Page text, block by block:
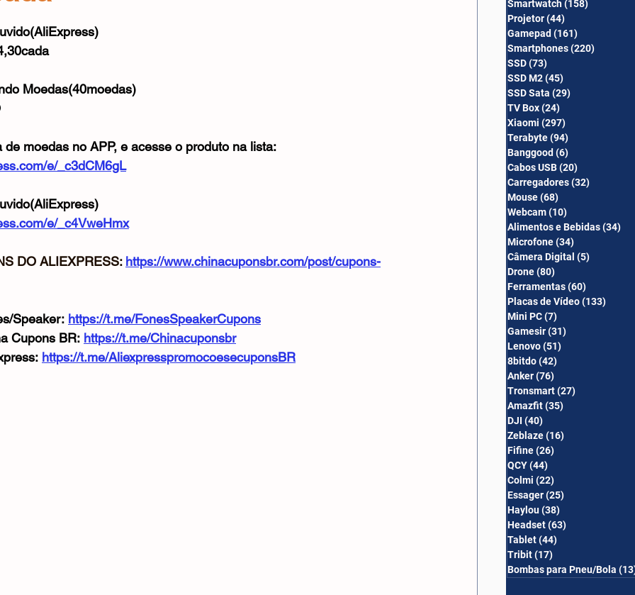
5 estrelas.
Moedas(40moedas)
moedas no APP, e acesse o produto na lista:
e/_c3dCM6gL
e/_c4VweHmx
DO ALIEXPRESS: https://www.chinacuponsbr.com/post/cupons-
Speaker: https://t.me/FonesSpeakerCupons
Cupons BR: https://t.me/Chinacuponsbr
https://t.me/AliexpresspromocoesecuponsBR
Smartwatch(158)
Projetor(44)
Gamepad (161)
Smartphones(220)
SSD(73)
SSD M2(45)
SSD Sata (29)
TV Box(24)
Xiaomi (297)
Terabyte(94)
Banggood (6)
Cabos USB(20)
Carregadores(32)
Mouse(68)
Webcam(10)
Alimentos e Bebidas(34)
Microfone(34)
Câmera Digital (5)
Drone(80)
Ferramentas(60)
Placas de Vídeo(133)
Mini PC(7)
Gamesir(31)
Lenovo(51)
8bitdo(42)
Anker(76)
Tronsmart(27)
Amazfit(35)
DJI (40)
Zeblaze(16)
Fifine(26)
QCY(44)
Colmi (22)
Essager(25)
Haylou(38)
Headset(63)
Tablet(44)
Tribit(17)
Bombas para Pneu/Bola